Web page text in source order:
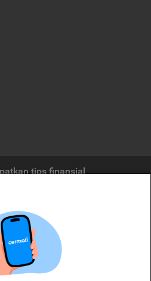
tips finansial
agregasi jasa keuangan yang terdaftar di
layanan jasa keuangan yang
dan/atau layanan jasa keuangan yang
tidak bertanggung jawab atas tuntutan